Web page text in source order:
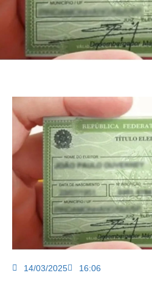
14/03/2025 16:06